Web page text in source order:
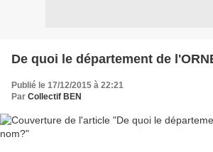
De quoi le département de
Publié le 17/12/2015 à 22:21
Par Collectif BEN